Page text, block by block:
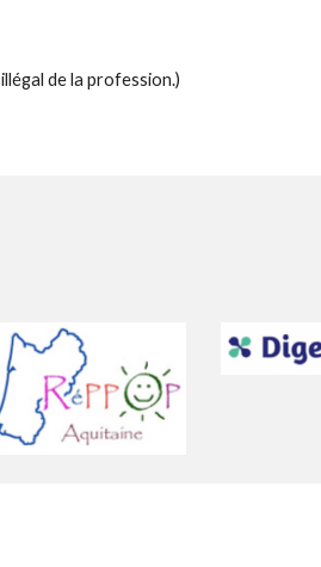
de la profession.)